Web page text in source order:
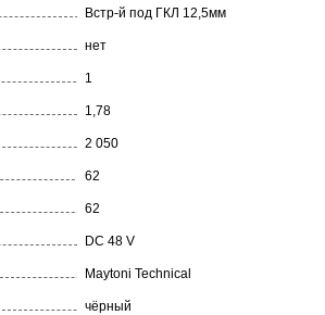
Встр-й под ГКЛ 12,5мм
нет
1
1,78
2 050
62
62
DC 48 V
Maytoni Technical
чёрный